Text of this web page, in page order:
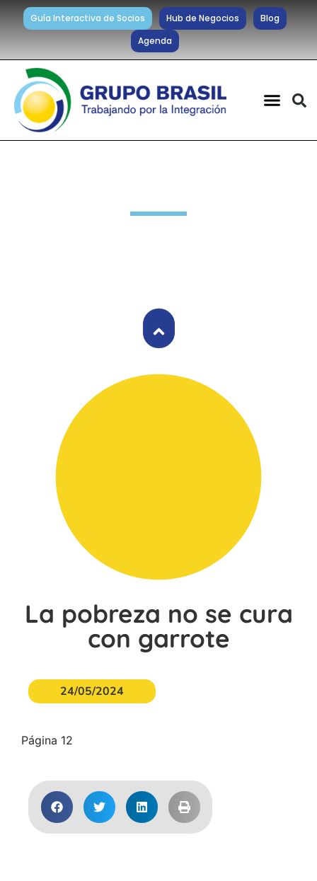
Guía Interactiva de Socios Hub de Negocios
Blog
Agenda
La pobreza no se cura
con garrote
24/05/2024
Página 12